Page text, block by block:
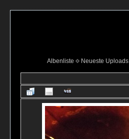
Albenliste
Neueste Uploads